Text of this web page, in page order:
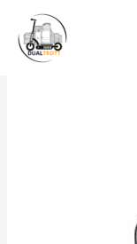
contenu
quantité
de
TEVERUN